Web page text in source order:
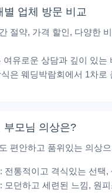
별 업체 방문 비교
절약, 가격 할인, 다양한
여유로운 상담과 깊이 있
은 웨딩박람회에서 1차
부모님 의상은?
편안하고 품위있는 의상
: 전통적이고 격식있는 선택
: 모던하고 세련된 느낌, 원